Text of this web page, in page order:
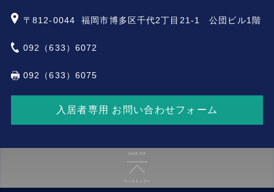
〒812-0044 福岡市博多区千代2丁目21-1 公団ビル1階
092（633）6072
092（633）6075
入居者専用 お問い合わせフォーム